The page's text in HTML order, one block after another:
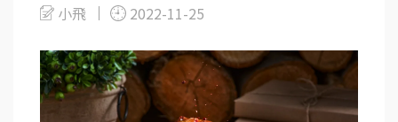
小飛 2022-11-25